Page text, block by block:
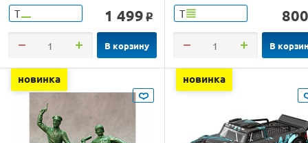
Т 1 499 o
В корзину
Т 800
В
новинка новинка